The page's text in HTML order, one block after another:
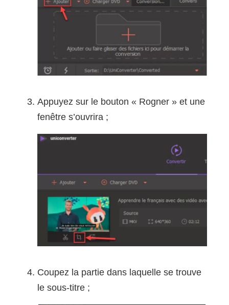
Appuyez sur le bouton « Rogner » et une
fenêtre s’ouvrira ;
Coupez la partie dans laquelle se trouve
le sous-titre ;